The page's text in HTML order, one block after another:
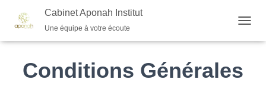
Cabinet Aponah Institut
Une équipe à votre écoute
U
CGV
Conditions Générales